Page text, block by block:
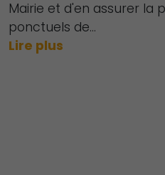
Mairie et d'en assurer la
ponctuels de...
Lire plus